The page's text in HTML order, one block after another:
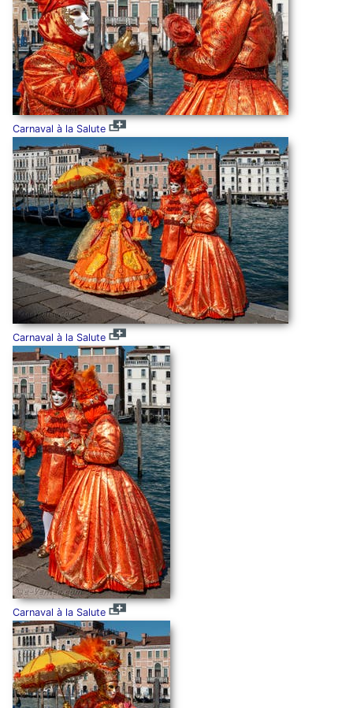
Carnaval à la Salute
Carnaval à la Salute
Carnaval à la Salute